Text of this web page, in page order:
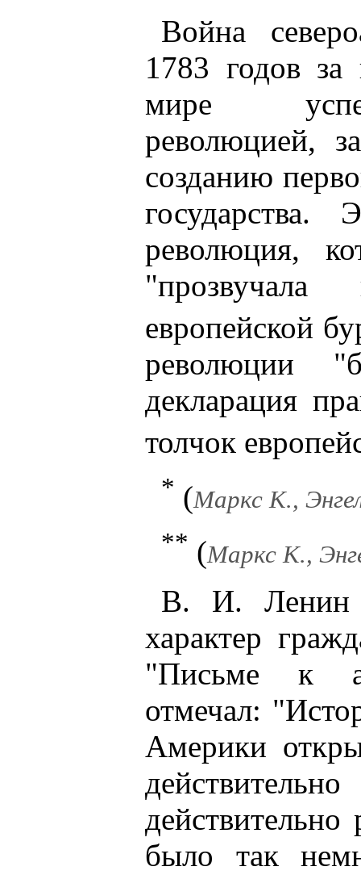
Война
1783 годов за
мире
революцией,
созданию
революция,
европейской
революции
декларация
толчок
* (Маркс К.,
** (Маркс К.,
В. И. Ленин
характер
"Письме к
отмечал:
Америки
было так